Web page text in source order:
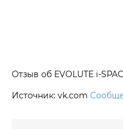
Отзыв об EVOLUTE
Источник: vk.com